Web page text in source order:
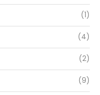
(1)
(4)
(2)
(9)